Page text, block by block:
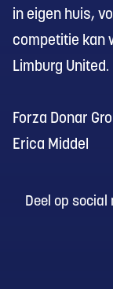
in eigen huis,
competitie kan
Limburg United.
Forza Donar
Erica Middel
Deel op social